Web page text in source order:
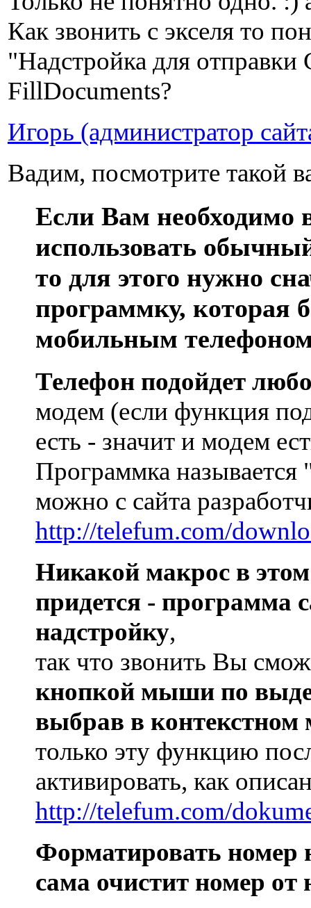
Как звонить с экселя то
"Надстройка для
FillDocuments?
Игорь (администратор
Вадим, посмотрите такой
Если Вам необходимо
использовать
то для этого нужно
программку, которая
мобильным
Телефон подойдет
модем (если функция
есть - значит и модем
Программка называется
можно с сайта
http://telefum.com/
Никакой макрос в этом
придется - программа
надстройку,
так что звонить Вы
кнопкой мыши по
выбрав в
только эту функцию
активировать, как
http://telefum.com/
Форматировать номер
сама очистит номер